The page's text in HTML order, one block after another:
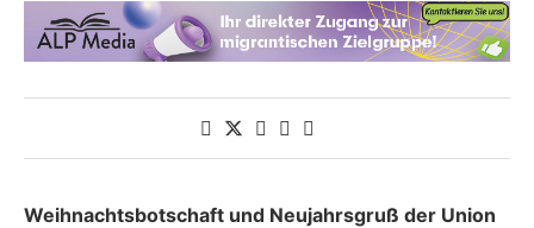
Weihnachtsbotschaft und Neujahrsgruß der Union